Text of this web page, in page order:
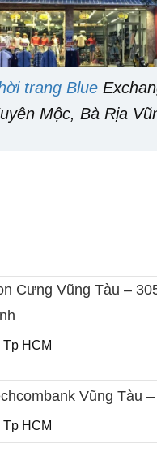
trang Blue
Mộc, Bà Rịa
Cưng Vũng Tàu –
Tp HCM
Vũng Tàu
Tp HCM